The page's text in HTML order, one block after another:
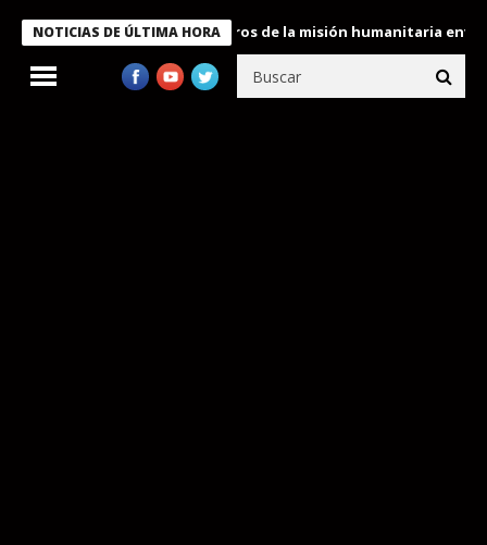
NOTICIAS DE ÚLTIMA HORA
condecora a miembros de la misión humanitaria enviada a